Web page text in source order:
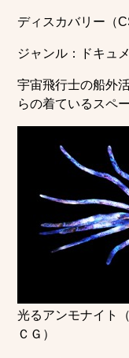
ディスカバリー（
ジャンル：ドキュ
宇宙飛行士の船外
らの着ているスペ
光るアンモナイト
ＣＧ）